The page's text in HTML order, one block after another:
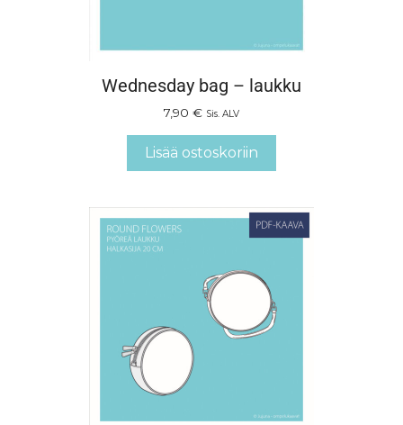
Wednesday bag – laukku
7,90 € Sis. ALV
Lisää ostoskoriin